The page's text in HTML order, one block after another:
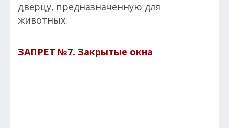
дверцу, предназначенную для
животных.
ЗАПРЕТ №7. Закрытые окна